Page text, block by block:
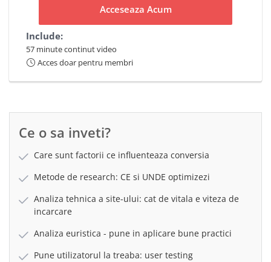
Acceseaza Acum
Include:
57 minute continut video
Acces doar pentru membri
Ce o sa inveti?
Care sunt factorii ce influenteaza conversia
Metode de research: CE si UNDE optimizezi
Analiza tehnica a site-ului: cat de vitala e viteza de
incarcare
Analiza euristica - pune in aplicare bune practici
Pune utilizatorul la treaba: user testing